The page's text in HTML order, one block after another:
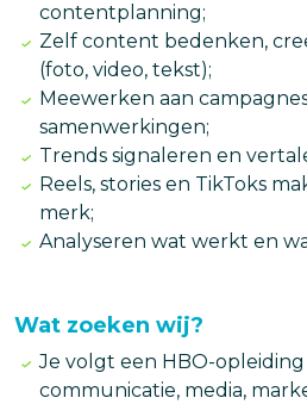
contentplanning;
Zelf content bedenken,
(foto, video, tekst);
Meewerken aan
samenwerkingen;
Trends signaleren en
Reels, stories en TikToks
merk;
Analyseren wat werkt en
Wat zoeken wij?
Je volgt een HBO-
communicatie, media,